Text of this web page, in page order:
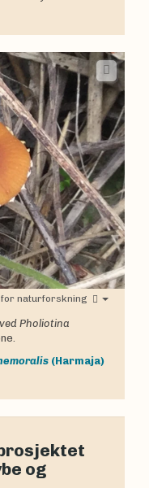
naturforskning
Pholiotina
(Harmaja)
og